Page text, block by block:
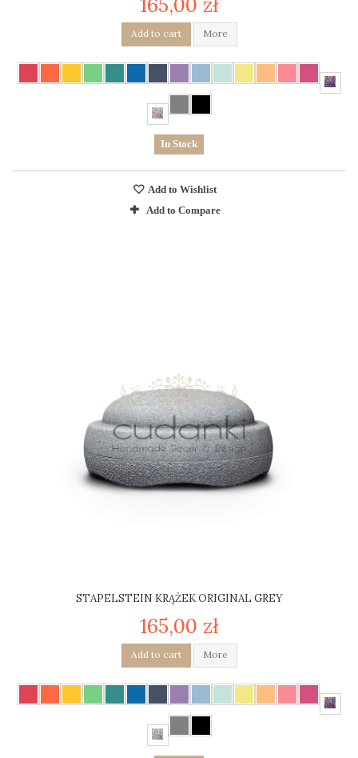
Add to cart More
In Stock
Add to Wishlist
Add to Compare
STAPELSTEIN KRĄŻEK ORIGINAL GREY
165,00 zł
Add to cart More